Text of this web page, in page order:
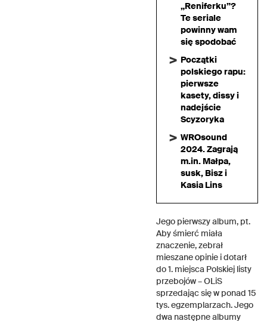
„Reniferku”?
Te seriale
powinny wam
się spodobać
Początki
polskiego rapu:
pierwsze
kasety, dissy i
nadejście
Scyzoryka
WROsound
2024. Zagrają
m.in. Małpa,
susk, Bisz i
Kasia Lins
Jego pierwszy album, pt.
Aby śmierć miała
znaczenie, zebrał
mieszane opinie i dotarł
do 1. miejsca Polskiej listy
przebojów – OLiS
sprzedając się w ponad 15
tys. egzemplarzach. Jego
dwa następne albumy